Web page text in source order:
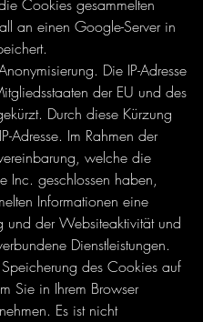
Cookies gesammelten
an einen Google-Server in
Die IP-Adresse
der EU und des
Durch diese Kürzung
Adresse. Im Rahmen der
welche die
Inc. geschlossen haben,
Informationen eine
und der Websiteaktivität und
Dienstleistungen.
des Cookies auf
Sie in Ihrem Browser
Es ist nicht